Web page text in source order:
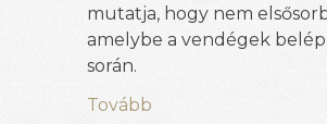
mutatja, hogy nem
amelybe a vendégek
során.
Tovább